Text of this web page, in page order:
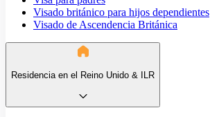
Visado británico para hijos dependientes
Visado de Ascendencia Británica
Residencia en el Reino Unido & ILR